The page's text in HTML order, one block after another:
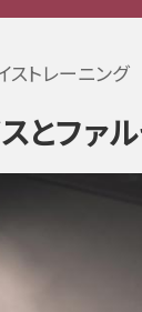
ストレーニング
とファ